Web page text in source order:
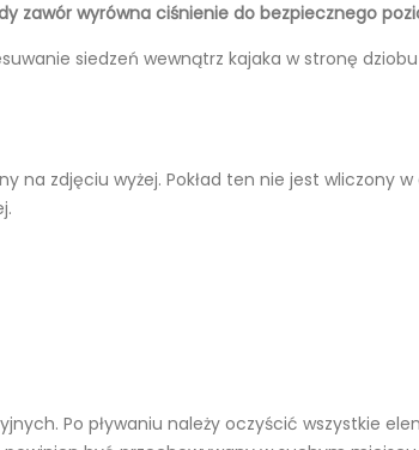
zawór wyrówna ciśnienie do bezpiecznego
siedzeń wewnątrz kajaka w stronę
na zdjęciu wyżej. Pokład ten nie jest wliczony
Po pływaniu należy oczyścić wszystkie